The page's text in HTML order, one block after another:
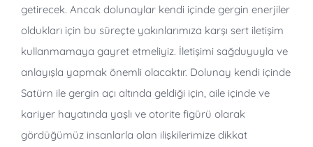
getirecek. Ancak dolunaylar kendi içinde gergin enerjiler
oldukları için bu süreçte yakınlarımıza karşı sert iletişim
kullanmamaya gayret etmeliyiz. İletişimi sağduyuyla ve
anlayışla yapmak önemli olacaktır. Dolunay kendi içinde
Satürn ile gergin açı altında geldiği için, aile içinde ve
kariyer hayatında yaşlı ve otorite figürü olarak
gördüğümüz insanlarla olan ilişkilerimize dikkat